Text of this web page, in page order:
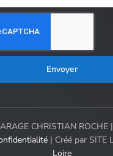
Envoyer
CHRISTIAN ROCHE |
| Créé par SITE
Loire